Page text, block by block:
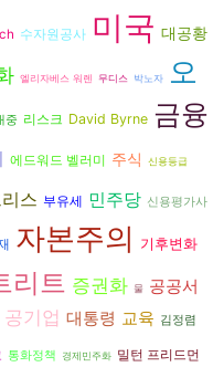
수자원공사 미국 대공황
엘리자베스 워렌 무디스 박노자
오
중 리스크 David Byrne 금융
에드워드 벨러미 주식 신용등급
스 부유세 민주당 신용평가사
자본주의 기후변화
리트 증권화 물 공공서
공기업 대통령 교육 김정렴
통화정책 경제민주화 밀턴 프리드먼